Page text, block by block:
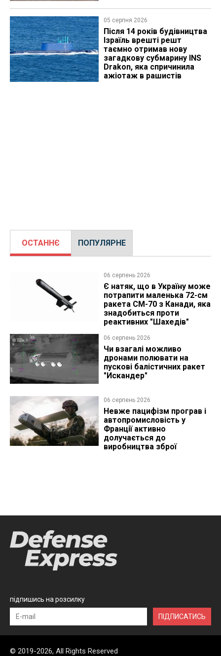
05 серпня 2026
Після 14 років будівництва
Ізраїль врешті решт
таємно отримав нову
загадкову субмарину INS
Drakon, яка спричинила
ажіотаж в рашистів
ОСТАННЄ ПОПУЛЯРНЕ
06 серпень 2026
Є натяк, що в Україну може
потрапити маленька 72-см
ракета CM-70 з Канади, яка
знадобиться проти
реактивних "Шахедів"
06 серпень 2026
Чи взагалі можливо
дронами полювати на
пускові балістичних ракет
"Искандер"
06 серпень 2026
Невже пацифізм програв і
автопромисловість у
Франції активно
долучається до
виробництва зброї
підпишись на розсилку
ПІДПИСАТИСЬ
© 2019-2026, All Rights Reserved